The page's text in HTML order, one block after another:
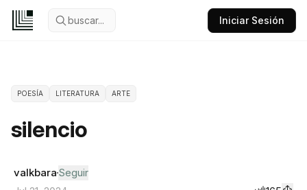
buscar... Iniciar Sesión
POESÍA LITERATURA ARTE
silencio
valkbara Seguir